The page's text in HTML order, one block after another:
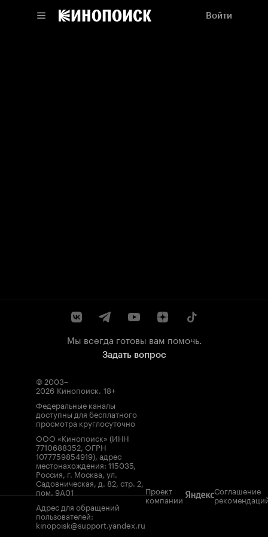
Войти
Мы всегда готовы вам помочь.
Задать вопрос
© 2003–
2026 Кинопоиск. 18+
Федеральные каналы
доступны для бесплатного
просмотра круглосуточно
ООО «Кинопоиск» (ИНН
7710688352, ОГРН
1077759854919), адрес
местонахождения: 115035,
Россия, г. Москва, ул.
Садовническая, д. 82, стр. 2,
пом. 9А01
Адрес для обращений
пользователей:
kinopoisk@support.yandex.ru
Проект
компании
Соглашение